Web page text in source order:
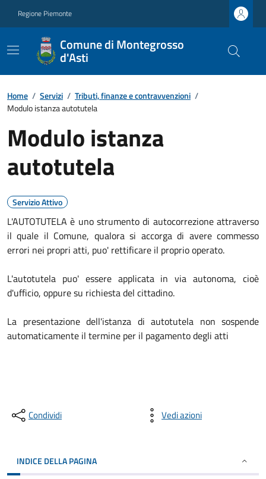
Regione Piemonte
Comune di Montegrosso
d'Asti
Home / Servizi / Tributi, finanze e contravvenzioni /
Modulo istanza autotutela
Modulo istanza
autotutela
Servizio Attivo
L'AUTOTUTELA è uno strumento di autocorrezione attraverso
il quale il Comune, qualora si accorga di avere commesso
errori nei propri atti, puo' rettificare il proprio operato.
L'autotutela puo' essere applicata in via autonoma, cioè
d'ufficio, oppure su richiesta del cittadino.
La presentazione dell'istanza di autotutela non sospende
automaticamente il termine per il pagamento degli atti
Condividi Vedi azioni
INDICE DELLA PAGINA